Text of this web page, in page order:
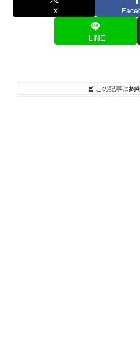
X
LINE
この記事は約